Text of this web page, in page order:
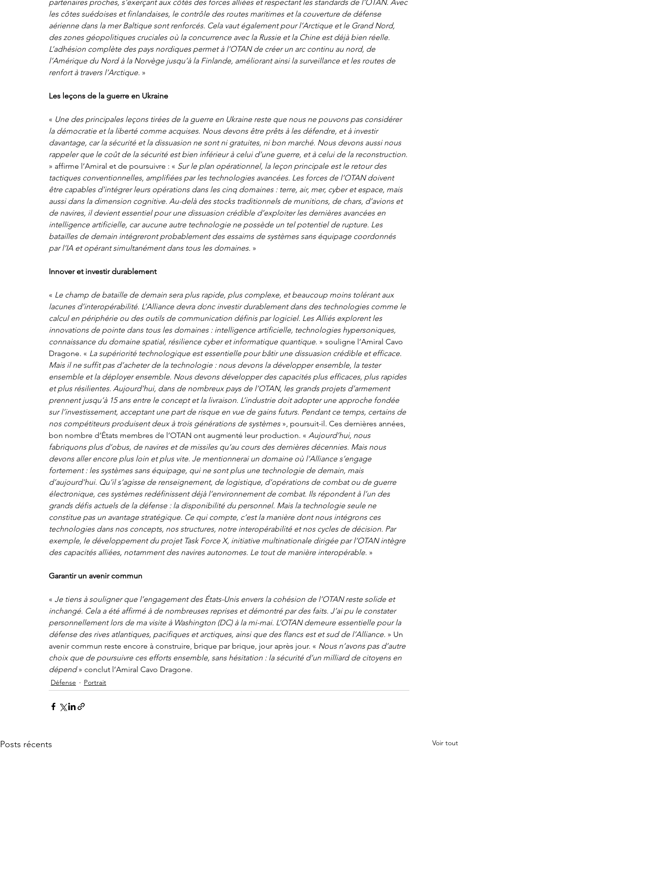
partenaires proches, s’exerçant aux côtés des forces alliées et respectant les standards de l’OTAN. Avec
les côtes suédoises et finlandaises, le contrôle des routes maritimes et la couverture de défense
aérienne dans la mer Baltique sont renforcés. Cela vaut également pour l’Arctique et le Grand Nord,
des zones géopolitiques cruciales où la concurrence avec la Russie et la Chine est déjà bien réelle.
L’adhésion complète des pays nordiques permet à l’OTAN de créer un arc continu au nord, de
l’Amérique du Nord à la Norvège jusqu’à la Finlande, améliorant ainsi la surveillance et les routes de
renfort à travers l’Arctique. »
Les leçons de la guerre en Ukraine
« Une des principales leçons tirées de la guerre en Ukraine reste que nous ne pouvons pas considérer
la démocratie et la liberté comme acquises. Nous devons être prêts à les défendre, et à investir
davantage, car la sécurité et la dissuasion ne sont ni gratuites, ni bon marché. Nous devons aussi nous
rappeler que le coût de la sécurité est bien inférieur à celui d’une guerre, et à celui de la reconstruction.
» affirme l’Amiral et de poursuivre : « Sur le plan opérationnel, la leçon principale est le retour des
tactiques conventionnelles, amplifiées par les technologies avancées. Les forces de l’OTAN doivent
être capables d’intégrer leurs opérations dans les cinq domaines : terre, air, mer, cyber et espace, mais
aussi dans la dimension cognitive. Au-delà des stocks traditionnels de munitions, de chars, d’avions et
de navires, il devient essentiel pour une dissuasion crédible d’exploiter les dernières avancées en
intelligence artificielle, car aucune autre technologie ne possède un tel potentiel de rupture. Les
batailles de demain intégreront probablement des essaims de systèmes sans équipage coordonnés
par l’IA et opérant simultanément dans tous les domaines. »
Innover et investir durablement
« Le champ de bataille de demain sera plus rapide, plus complexe, et beaucoup moins tolérant aux
lacunes d’interopérabilité. L’Alliance devra donc investir durablement dans des technologies comme le
calcul en périphérie ou des outils de communication définis par logiciel. Les Alliés explorent les
innovations de pointe dans tous les domaines : intelligence artificielle, technologies hypersoniques,
connaissance du domaine spatial, résilience cyber et informatique quantique. » souligne l’Amiral Cavo
Dragone. « La supériorité technologique est essentielle pour bâtir une dissuasion crédible et efficace.
Mais il ne suffit pas d’acheter de la technologie : nous devons la développer ensemble, la tester
ensemble et la déployer ensemble. Nous devons développer des capacités plus efficaces, plus rapides
et plus résilientes. Aujourd’hui, dans de nombreux pays de l’OTAN, les grands projets d’armement
prennent jusqu’à 15 ans entre le concept et la livraison. L’industrie doit adopter une approche fondée
sur l’investissement, acceptant une part de risque en vue de gains futurs. Pendant ce temps, certains de
nos compétiteurs produisent deux à trois générations de systèmes », poursuit-il. Ces dernières années,
bon nombre d’États membres de l’OTAN ont augmenté leur production. « Aujourd’hui, nous
fabriquons plus d’obus, de navires et de missiles qu’au cours des dernières décennies. Mais nous
devons aller encore plus loin et plus vite. Je mentionnerai un domaine où l’Alliance s’engage
fortement : les systèmes sans équipage, qui ne sont plus une technologie de demain, mais
d’aujourd’hui. Qu’il s’agisse de renseignement, de logistique, d’opérations de combat ou de guerre
électronique, ces systèmes redéfinissent déjà l’environnement de combat. Ils répondent à l’un des
grands défis actuels de la défense : la disponibilité du personnel. Mais la technologie seule ne
constitue pas un avantage stratégique. Ce qui compte, c’est la manière dont nous intégrons ces
technologies dans nos concepts, nos structures, notre interopérabilité et nos cycles de décision. Par
exemple, le développement du projet Task Force X, initiative multinationale dirigée par l’OTAN intègre
des capacités alliées, notamment des navires autonomes. Le tout de manière interopérable. »
Garantir un avenir commun
« Je tiens à souligner que l’engagement des États-Unis envers la cohésion de l’OTAN reste solide et
inchangé. Cela a été affirmé à de nombreuses reprises et démontré par des faits. J’ai pu le constater
personnellement lors de ma visite à Washington (DC) à la mi-mai. L’OTAN demeure essentielle pour la
défense des rives atlantiques, pacifiques et arctiques, ainsi que des flancs est et sud de l’Alliance. » Un
avenir commun reste encore à construire, brique par brique, jour après jour. « Nous n’avons pas d’autre
choix que de poursuivre ces efforts ensemble, sans hésitation : la sécurité d’un milliard de citoyens en
dépend » conclut l’Amiral Cavo Dragone.
Défense Portrait
Posts récents Voir tout